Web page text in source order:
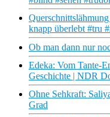
knapp überlebt #tru
Ob man dann nur
Edeka: Vom Tante-
Geschichte | NDR
Ohne Sehkraft:
Grad